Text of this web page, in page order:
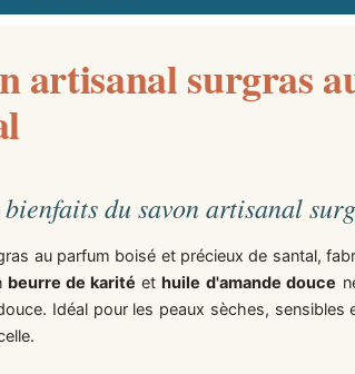
artisanal surgras
bienfaits du savon artisanal
au parfum boisé et précieux de santal,
beurre de karité et huile d'amande douce
Idéal pour les peaux sèches, sensibles